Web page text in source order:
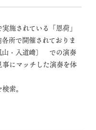
施されている「恩荷」
所で開催されておりま
・入道﨑〕 での演奏
にマッチした演奏を体
索。